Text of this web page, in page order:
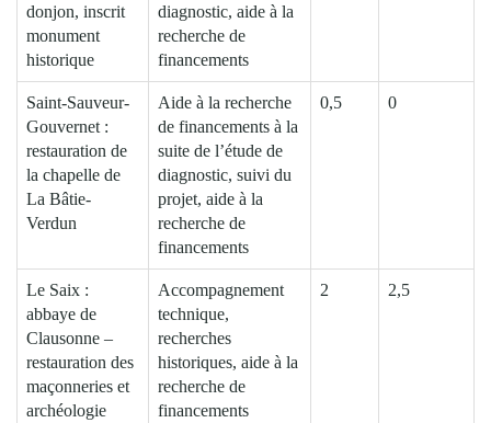
donjon, inscrit
monument
historique
diagnostic, aide à la
recherche de
financements
Saint-Sauveur-
Gouvernet :
restauration de
la chapelle de
La Bâtie-
Verdun
Aide à la recherche
de financements à la
suite de l’étude de
diagnostic, suivi du
projet, aide à la
recherche de
financements
0,5 0
Le Saix :
abbaye de
Clausonne –
restauration des
maçonneries et
archéologie
Accompagnement
technique,
recherches
historiques, aide à la
recherche de
financements
2 2,5